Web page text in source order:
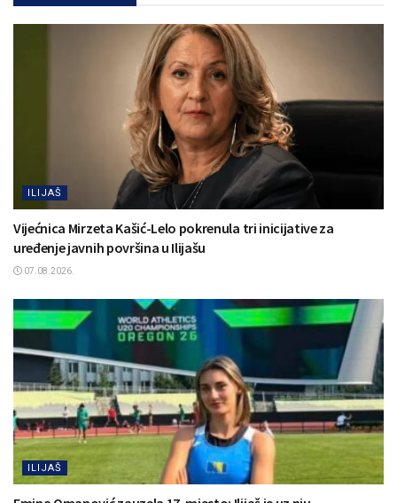
ILIJAŠ
Vijećnica Mirzeta Kašić-Lelo pokrenula tri inicijative za
uređenje javnih površina u Ilijašu
07.08.2026.
ILIJAŠ